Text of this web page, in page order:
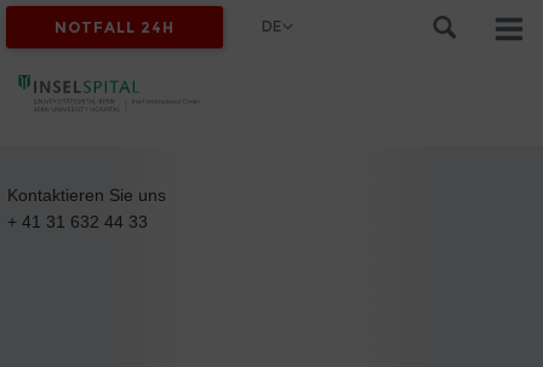
NOTFALL 24H DE
Kontaktieren Sie uns
+ 41 31 632 44 33